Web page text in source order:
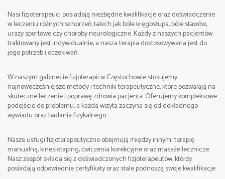
e-mail:
Nasi fizjoterapeuci posiadają niezbędne kwalifikacje oraz doświadczenie
w leczeniu różnych schorzeń, takich jak bóle kręgosłupa, bóle stawów,
urazy sportowe czy choroby neurologiczne. Każdy z naszych pacjentów
traktowany jest indywidualnie, a nasza terapia dostosowywana jest do
jego potrzeb i oczekiwań.
W naszym gabinecie fizjoterapii w Częstochowie stosujemy
najnowocześniejsze metody i techniki terapeutyczne, które pozwalają na
skuteczne leczenie i poprawę zdrowia pacjenta. Oferujemy kompleksowe
podejście do problemu, a każda wizyta zaczyna się od dokładnego
wywiadu oraz badania fizykalnego.
Nasze usługi fizjoterapeutyczne obejmują między innymi terapię
manualną, kinesiotaping, ćwiczenia korekcyjne oraz masaże lecznicze.
Nasz zespół składa się z doświadczonych fizjoterapeutów, którzy
posiadają odpowiednie certyfikaty oraz stale podnoszą swoje kwalifikacje.